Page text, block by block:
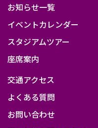
お知らせ一覧
イベントカレンダー
スタジアムツアー
座席案内
交通アクセス
よくある質問
お問い合わせ